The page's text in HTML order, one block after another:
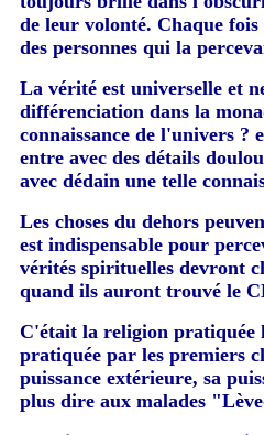
de leur volonté. Chaque
des personnes qui la
La vérité est universelle et
différenciation dans la
connaissance de l'univers ?
entre avec des détails
avec dédain une telle
Les choses du dehors
est indispensable pour
vérités spirituelles devront
quand ils auront trouvé le
C'était la religion pratiquée
pratiquée par les premiers
puissance extérieure, sa
plus dire aux malades